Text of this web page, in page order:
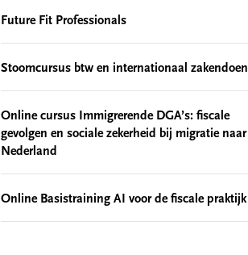
Future Fit Professionals
Stoomcursus btw en internationaal zakendoen
Online cursus Immigrerende DGA’s: fiscale
gevolgen en sociale zekerheid bij migratie naar
Nederland
Online Basistraining AI voor de fiscale praktijk